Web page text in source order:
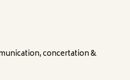
concertation &